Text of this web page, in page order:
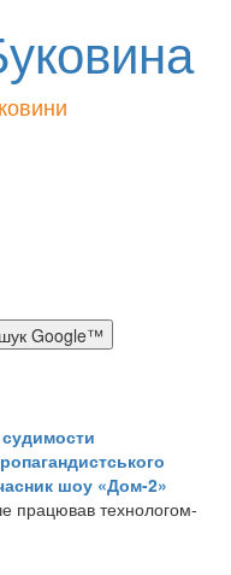
шоу «Дом-2»
працював технологом-